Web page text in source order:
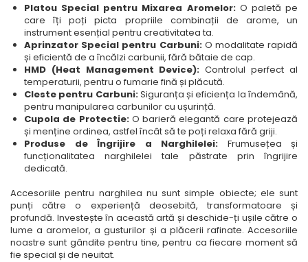
Platou Special pentru Mixarea Aromelor:O paletă pe
care îți poți picta propriile combinații de arome, un
instrument esențial pentru creativitatea ta.
Aprinzator Special pentru Carbuni:O modalitate rapidă
și eficientă de a încălzi carbunii, fără bătaie de cap.
HMD (Heat Management Device): Controlul perfect al
temperaturii, pentru o fumarie fină și plăcută.
Cleste pentru Carbuni:Siguranța și eficiența la îndemână,
pentru manipularea carbunilor cu ușurință.
Cupola de Protectie:O barieră elegantă care protejează
și menține ordinea, astfel încât să te poți relaxa fără griji.
Produse de Îngrijire a Narghilelei: Frumusețea și
funcționalitatea narghilelei tale păstrate prin îngrijire
dedicată.
Accesoriile pentru narghilea nu sunt simple obiecte; ele sunt
punți către o experiență deosebită, transformatoare și
profundă. Investește în această artă și deschide-ți ușile către o
lume a aromelor, a gusturilor și a plăcerii rafinate. Accesoriile
noastre sunt gândite pentru tine, pentru ca fiecare moment să
fie special și de neuitat.